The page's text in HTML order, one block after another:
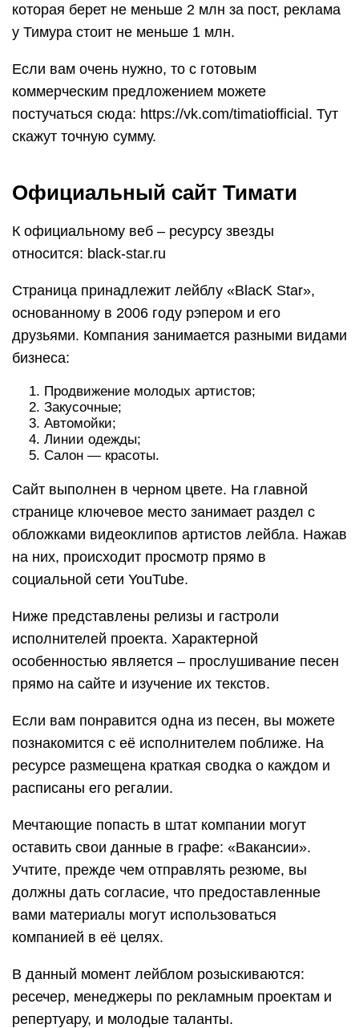
которая берет не меньше 2 млн за пост, реклама
у Тимура стоит не меньше 1 млн.
Если вам очень нужно, то с готовым
коммерческим предложением можете
постучаться сюда: https://vk.com/timatiofficial. Тут
скажут точную сумму.
Официальный сайт Тимати
К официальному веб – ресурсу звезды
относится: black-star.ru
Страница принадлежит лейблу «BlacK Star»,
основанному в 2006 году рэпером и его
друзьями. Компания занимается разными видами
бизнеса:
Продвижение молодых артистов;
Закусочные;
Автомойки;
Линии одежды;
Салон — красоты.
Сайт выполнен в черном цвете. На главной
странице ключевое место занимает раздел с
обложками видеоклипов артистов лейбла. Нажав
на них, происходит просмотр прямо в
социальной сети YouTube.
Ниже представлены релизы и гастроли
исполнителей проекта. Характерной
особенностью является – прослушивание песен
прямо на сайте и изучение их текстов.
Если вам понравится одна из песен, вы можете
познакомится с её исполнителем поближе. На
ресурсе размещена краткая сводка о каждом и
расписаны его регалии.
Мечтающие попасть в штат компании могут
оставить свои данные в графе: «Вакансии».
Учтите, прежде чем отправлять резюме, вы
должны дать согласие, что предоставленные
вами материалы могут использоваться
компанией в её целях.
В данный момент лейблом розыскиваются:
ресечер, менеджеры по рекламным проектам и
репертуару, и молодые таланты.